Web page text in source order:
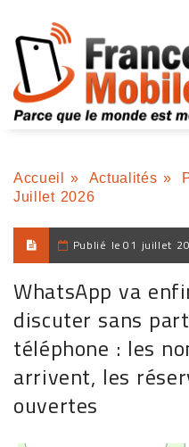
Accueil » Actualités »
Juillet 2026
Publié le 01 juillet
WhatsApp va
discuter sans
téléphone : les
arrivent, les
ouvertes